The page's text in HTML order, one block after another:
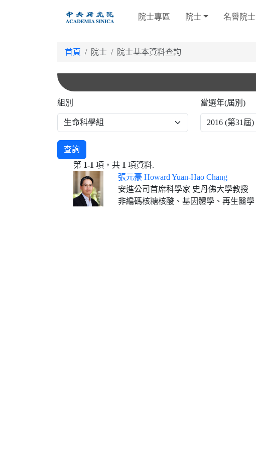
院士專區 院士 名譽院士
首頁 院士 院士基本資料查詢
組別 當選年(屆別)
查詢
第 1-1 項，共 1 項資料.
張元豪 Howard Yuan-Hao Chang
安進公司首席科學家 史丹佛大學教授
非編碼核糖核酸、基因體學、再生醫學